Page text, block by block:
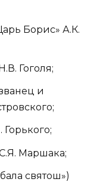
Борис» А.К.
Гоголя;
и
Маршака;
святош»)